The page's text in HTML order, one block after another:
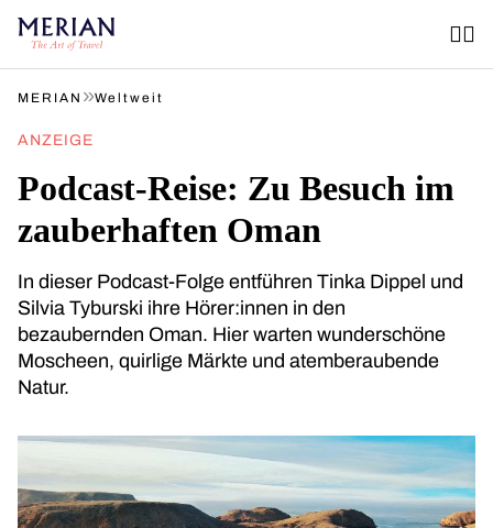
MERIAN »Weltweit
ANZEIGE
Podcast-Reise: Zu Besuch im
zauberhaften Oman
In dieser Podcast-Folge entführen Tinka Dippel und
Silvia Tyburski ihre Hörer:innen in den
bezaubernden Oman. Hier warten wunderschöne
Moscheen, quirlige Märkte und atemberaubende
Natur.